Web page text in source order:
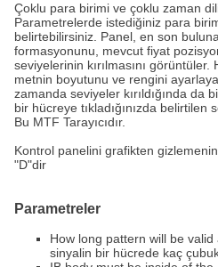
Çoklu para birimi ve çoklu zaman
Parametrelerde istediğiniz para
belirtebilirsiniz. Panel, en son
formasyonunu, mevcut fiyat
seviyelerinin kırılmasını
metnin boyutunu ve rengini
zamanda seviyeler kırıldığında da
bir hücreye tıkladığınızda belirtilen
Bu MTF Tarayıcıdır.
Kontrol panelini grafikten
"D"dir
Parametreler
How long pattern will be
sinyalin bir hücrede kaç